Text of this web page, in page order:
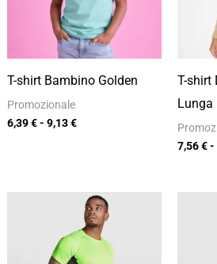
T-shirt Bambino Golden
Promozionale
6,39€- 9,13€
T-shirt
Lunga
7,56€-
Fascia
di
prezzo:
da
6,73 €